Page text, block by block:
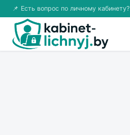
📌 Есть вопрос по личному кабинету?